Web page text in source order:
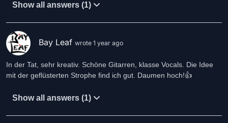
Show all answers (1)
Bay Leaf wrote 1 year ago
In der Tat, sehr kreativ. Schöne Gitarren, klasse Vocals. Die Idee
mit der geflüsterten Strophe find ich gut. Daumen hoch!👍
Show all answers (1)